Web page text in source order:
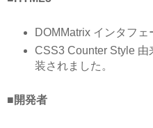
DOMMatrix インタフェ
CSS3 Counter Style 由
装されました。
■開発者